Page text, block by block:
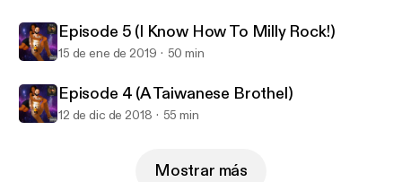
Episode 5 (I Know How To Milly Rock!)
15 de ene de 2019 50 min
Episode 4 (A Taiwanese Brothel)
12 de dic de 2018 55 min
Mostrar más